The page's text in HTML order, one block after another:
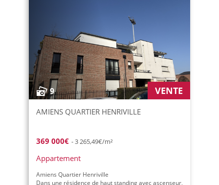
9 VENTE
AMIENS QUARTIER HENRIVILLE
369 000€ - 3 265,49€/m²
Appartement
Amiens Quartier Henriville
Dans une résidence de haut standing avec ascenseur,